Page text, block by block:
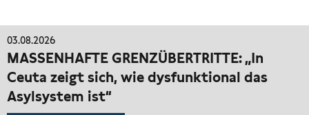
03.08.2026
MASSENHAFTE GRENZÜBERTRITTE: „In
Ceuta zeigt sich, wie dysfunktional das
Asylsystem ist“